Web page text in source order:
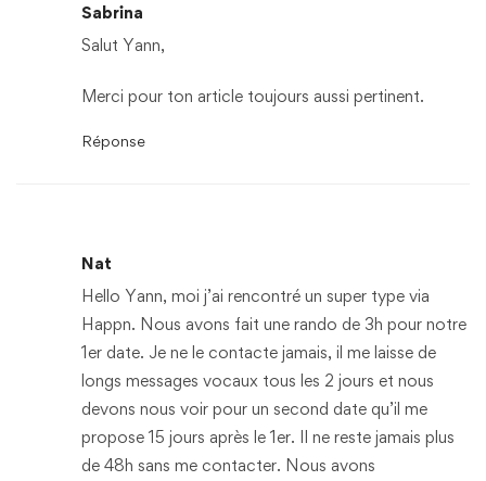
Sabrina
Salut Yann,
Merci pour ton article toujours aussi pertinent.
Réponse
Nat
Hello Yann, moi j’ai rencontré un super type via
Happn. Nous avons fait une rando de 3h pour notre
1er date. Je ne le contacte jamais, il me laisse de
longs messages vocaux tous les 2 jours et nous
devons nous voir pour un second date qu’il me
propose 15 jours après le 1er. Il ne reste jamais plus
de 48h sans me contacter. Nous avons